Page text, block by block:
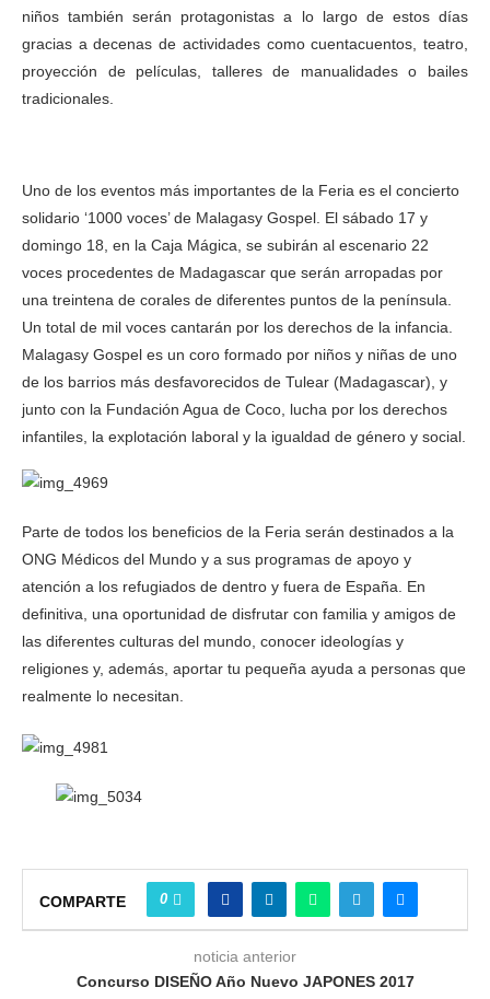
niños también serán protagonistas a lo largo de estos días
gracias a decenas de actividades como cuentacuentos, teatro,
proyección de películas, talleres de manualidades o bailes
tradicionales.
Uno de los eventos más importantes de la Feria es el concierto
solidario ‘1000 voces’ de Malagasy Gospel. El sábado 17 y
domingo 18, en la Caja Mágica, se subirán al escenario 22
voces procedentes de Madagascar que serán arropadas por
una treintena de corales de diferentes puntos de la península.
Un total de mil voces cantarán por los derechos de la infancia.
Malagasy Gospel es un coro formado por niños y niñas de uno
de los barrios más desfavorecidos de Tulear (Madagascar), y
junto con la Fundación Agua de Coco, lucha por los derechos
infantiles, la explotación laboral y la igualdad de género y social.
Parte de todos los beneficios de la Feria serán destinados a la
ONG Médicos del Mundo y a sus programas de apoyo y
atención a los refugiados de dentro y fuera de España. En
definitiva, una oportunidad de disfrutar con familia y amigos de
las diferentes culturas del mundo, conocer ideologías y
religiones y, además, aportar tu pequeña ayuda a personas que
realmente lo necesitan.
COMPARTE 0
noticia anterior
Concurso DISEÑO Año Nuevo JAPONES 2017